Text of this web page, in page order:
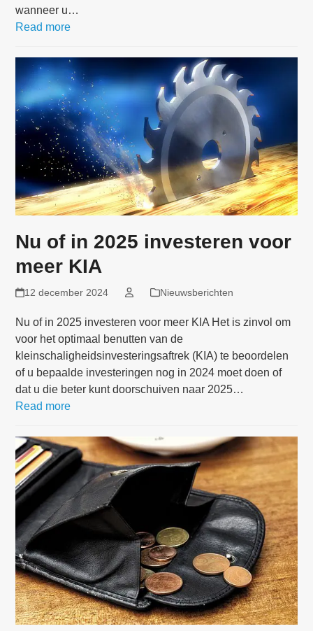
wanneer u…
Read more
Nu of in 2025 investeren voor
meer KIA
12 december 2024 Nieuwsberichten
Nu of in 2025 investeren voor meer KIA Het is zinvol om
voor het optimaal benutten van de
kleinschaligheidsinvesteringsaftrek (KIA) te beoordelen
of u bepaalde investeringen nog in 2024 moet doen of
dat u die beter kunt doorschuiven naar 2025…
Read more